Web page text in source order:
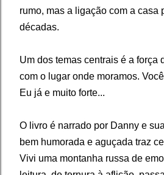
rumo, mas a ligação com a casa
décadas.
Um dos temas centrais é a força
com o lugar onde moramos.
Eu já e muito forte...
O livro é narrado por Danny e
bem humorada e aguçada traz
Vivi uma montanha russa de